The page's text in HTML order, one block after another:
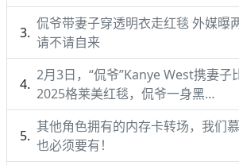
侃爷带妻子穿透明衣走红毯 外媒曝
请不请自来
2月3日，“侃爷”Kanye West携妻子
2025格莱美红毯，侃爷一身黑…
其他角色拥有的内存卡转场，我们慕
也必须要有！